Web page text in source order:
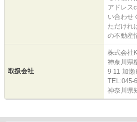
アドレス
い合わせ
ただけれ
の不動産
取扱会社
株式会社
神奈川県
9-11 加瀬
TEL:045-
神奈川県